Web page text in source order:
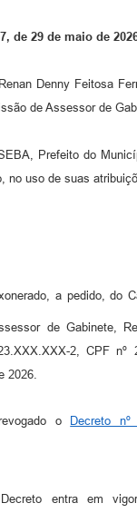
de 29 de maio de
Denny Feitosa
de Assessor de
Prefeito do
no uso de suas
a pedido, do
de Gabinete,
2, CPF nº
2026.
o Decreto
entra em